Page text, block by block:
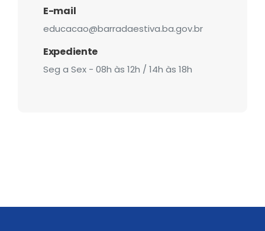
E-mail
educacao@barradaestiva.ba.gov.br
Expediente
Seg a Sex - 08h às 12h / 14h às 18h